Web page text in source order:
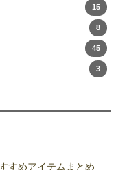
15
8
45
3
すめアイテムまとめ